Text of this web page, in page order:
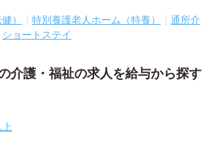
） 特別養護老人ホーム（特養）
通所介
ショートステイ
介護・福祉の求人を給与から探す